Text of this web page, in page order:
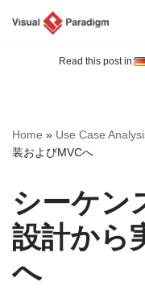
へ
ス
ッ
プ
Read this post in:
Home » Use Case
装およびMVCへ
シーケン
設計から
へ